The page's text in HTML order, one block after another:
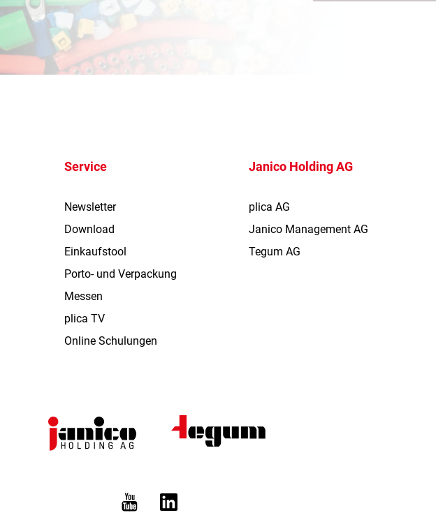
Service
Newsletter
Download
Einkaufstool
Porto- und Verpackung
Messen
plica TV
Online Schulungen
Janico Holding AG
plica AG
Janico Management AG
Tegum AG